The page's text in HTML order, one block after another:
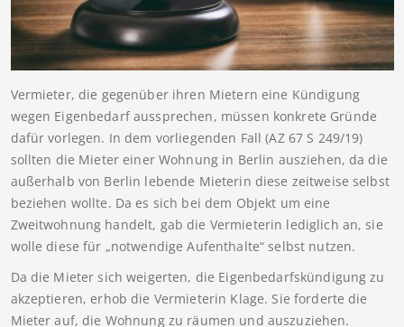
Vermieter, die gegenüber ihren Mietern eine Kündigung
wegen Eigenbedarf aussprechen, müssen konkrete Gründe
dafür vorlegen. In dem vorliegenden Fall (AZ 67 S 249/19)
sollten die Mieter einer Wohnung in Berlin ausziehen, da die
außerhalb von Berlin lebende Mieterin diese zeitweise selbst
beziehen wollte. Da es sich bei dem Objekt um eine
Zweitwohnung handelt, gab die Vermieterin lediglich an, sie
wolle diese für „notwendige Aufenthalte“ selbst nutzen.
Da die Mieter sich weigerten, die Eigenbedarfskündigung zu
akzeptieren, erhob die Vermieterin Klage. Sie forderte die
Mieter auf, die Wohnung zu räumen und auszuziehen.